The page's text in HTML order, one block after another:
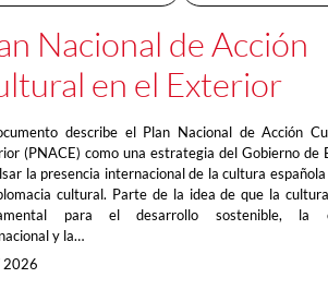
Nacional de Acción
en el Exterior
describe el Plan Nacional de Acción
(PNACE) como una estrategia del Gobierno de
la presencia internacional de la cultura
cultural. Parte de la idea de que la
para el desarrollo sostenible, la
y la…
2026